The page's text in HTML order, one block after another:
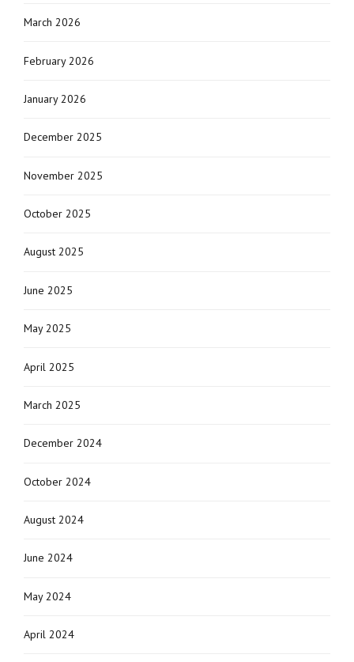
March 2026
February 2026
January 2026
December 2025
November 2025
October 2025
August 2025
June 2025
May 2025
April 2025
March 2025
December 2024
October 2024
August 2024
June 2024
May 2024
April 2024